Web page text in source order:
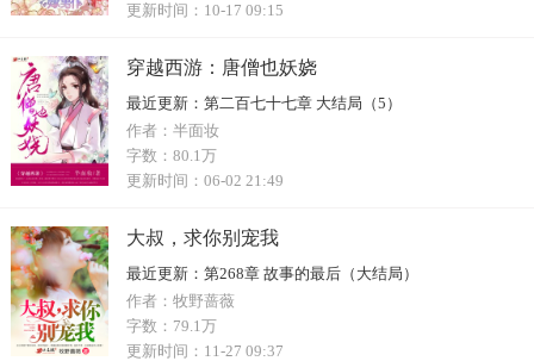
更新时间： 10-17 09:15
穿越西游：唐僧也妖娆
最近更新： 第二百七十七章 大结局（5）
作者： 半面妆
字数： 80.1万
更新时间： 06-02 21:49
大叔，求你别宠我
最近更新： 第268章 故事的最后（大结局）
作者： 牧野蔷薇
字数： 79.1万
更新时间： 11-27 09:37